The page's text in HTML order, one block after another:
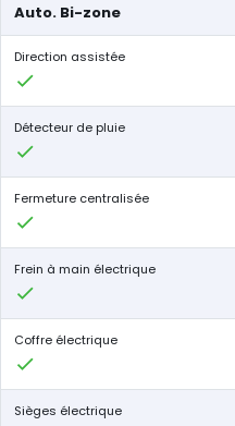
Auto. Bi-zone
Direction assistée
Détecteur de pluie
Fermeture centralisée
Frein à main électrique
Coffre électrique
Sièges électrique